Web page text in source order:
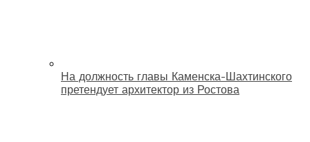
На должность главы Каменска-Шахтинского
претендует архитектор из Ростова